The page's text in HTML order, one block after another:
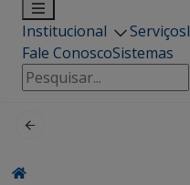
Institucional Serviços
Fale ConoscoSistemas
Pesquisar
por: